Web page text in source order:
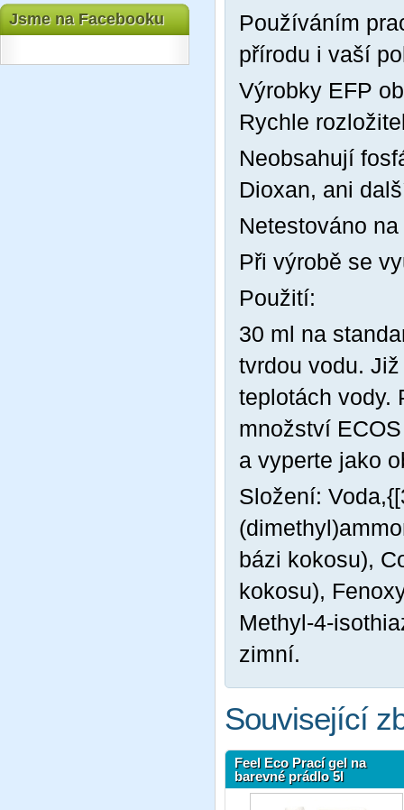
Jsme na Facebooku
Používáním
přírodu i vaší
Výrobky EFP
Rychle
Neobsahují
Dioxan, ani
Netestováno
Při výrobě se
Použití:
30 ml na
tvrdou vodu.
teplotách vody.
množství
a vyperte jako
Složení:
bázi kokosu),
kokosu),
Methyl-4-
zimní.
Související
Feel Eco Prací gel na
barevné prádlo 5l